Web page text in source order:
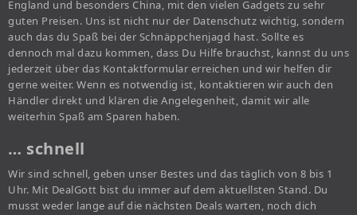
England und besonders China, mit den vielen Gadgets zu sehr
guten Preisen. Uns ist nicht nur der Datenschutz wichtig, sondern
auch das du Spaß bei der Schnäppchenjagd hast. Sollte es
dennoch mal dazu kommen, dass Du Hilfe brauchst, kannst du uns
jederzeit über das Kontaktformular erreichen und wir helfen dir
gerne weiter. Wenn es notwendig ist, kontaktieren wir auch den
Händler direkt und klären die Angelegenheit, damit wir alle
weiterhin Spaß am Sparen haben.
… schnell
Wir sind schnell, geben unser Bestes und das täglich von 8 bis 1
Uhr. Mit DealGott bist du immer auf dem aktuellsten Stand. Du
musst weder lange auf die nächsten Deals warten, noch dich